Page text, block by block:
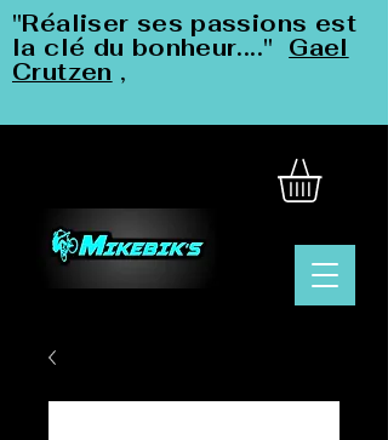
"Réaliser ses passions est
la clé du bonheur...." Gael
Crutzen ,